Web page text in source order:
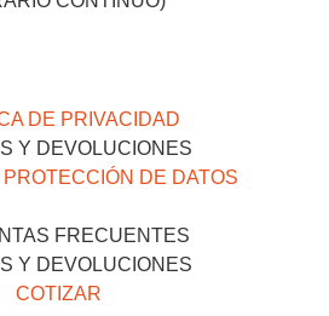
DE PRIVACIDAD
Y DEVOLUCIONES
PROTECCIÓN DE DATOS
FRECUENTES
Y DEVOLUCIONES
COTIZAR